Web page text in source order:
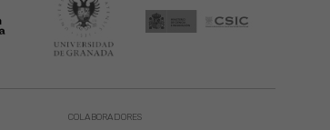
COLABORADORES